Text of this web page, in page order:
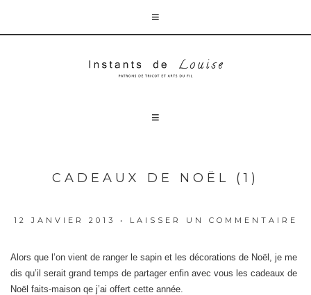
CADEAUX DE NOËL (1)
12 JANVIER 2013 • LAISSER UN COMMENTAIRE
Alors que l’on vient de ranger le sapin et les décorations de Noël, je me
dis qu’il serait grand temps de partager enfin avec vous les cadeaux de
Noël faits-maison qe j’ai offert cette année.